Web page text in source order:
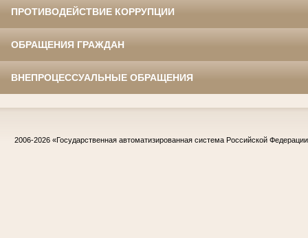
ПРОТИВОДЕЙСТВИЕ КОРРУПЦИИ
ОБРАЩЕНИЯ ГРАЖДАН
ВНЕПРОЦЕССУАЛЬНЫЕ ОБРАЩЕНИЯ
2006-2026 «Государственная автоматизированная система Российской